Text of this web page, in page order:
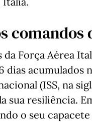
comandos
Força Aérea
acumulados
(ISS, na
resiliência.
o seu